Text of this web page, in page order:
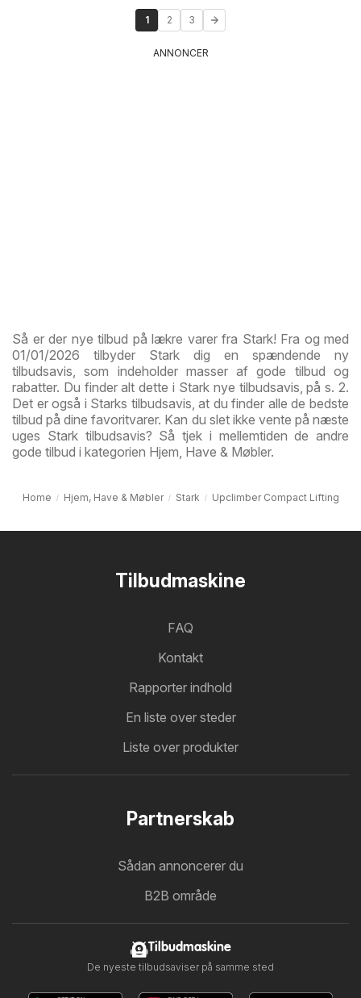
1 2 3
ANNONCER
Så er der nye tilbud på lækre varer fra Stark! Fra og med
01/01/2026 tilbyder Stark dig en spændende ny
tilbudsavis, som indeholder masser af gode tilbud og
rabatter. Du finder alt dette i Stark nye tilbudsavis, på s. 2.
Det er også i Starks tilbudsavis, at du finder alle de bedste
tilbud på dine favoritvarer. Kan du slet ikke vente på næste
uges Stark tilbudsavis? Så tjek i mellemtiden de andre
gode tilbud i kategorien Hjem, Have & Møbler.
Home Hjem, Have & Møbler Stark Upclimber Compact Lifting
Tilbudmaskine
FAQ
Kontakt
Rapporter indhold
En liste over steder
Liste over produkter
Partnerskab
Sådan annoncerer du
B2B område
Tilbudmaskine
De nyeste tilbudsaviser på samme sted